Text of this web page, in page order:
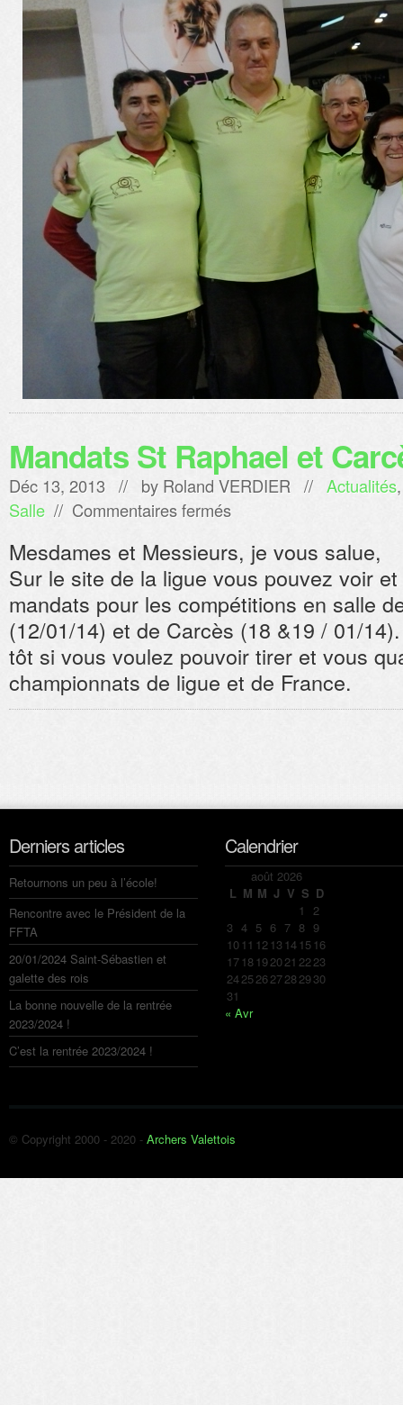
Mandats St Raphael et
Déc 13, 2013 // by Roland VERDIER // Actualités
Salle // Commentaires fermésMandats
Raphael
Carcès
Mesdames et Messieurs, je vous salue,
Sur le site de la ligue vous pouvez voir
mandats pour les compétitions en salle
(12/01/14) et de Carcès (18 &19 / 01/
tôt si vous voulez pouvoir tirer et vous
championnats de ligue et de France.
Derniers articles
Retournons un peu à l’école!
Rencontre avec le Président de la
FFTA
20/01/2024 Saint-Sébastien et
galette des rois
La bonne nouvelle de la rentrée
2023/2024 !
C’est la rentrée 2023/2024 !
Calendrier
août 2026
L M M J V S D
1 2
3 4 5 6 7 8 9
10 11 12 13 14 15 16
17 18 192021 2223
24252627282930
31
« Avr
© Copyright 2000 - 2020 - Archers Valettois